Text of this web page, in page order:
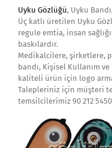
Uyku Gözlüğü, Uyku
Üç katlı üretilen Uyku
regule emtia, insan
baskılardır.
Medikalcilere, şirketlere,
bandı, Kişisel Kullanım
kaliteli ürün için logo arma
Talepleriniz için müşteri
temsilcilerimiz 90 212